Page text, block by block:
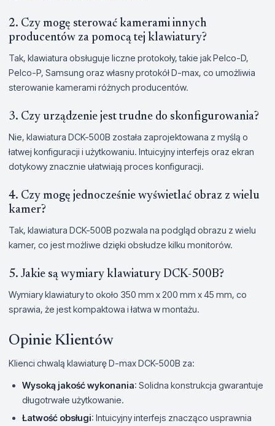
2. Czy mogę sterować kamerami innych
producentów za pomocą tej klawiatury?
Tak, klawiatura obsługuje liczne protokoły, takie jak Pelco-D,
Pelco-P, Samsung oraz własny protokół D-max, co umożliwia
sterowanie kamerami różnych producentów.
3. Czy urządzenie jest trudne do skonfigurowania?
Nie, klawiatura DCK-500B została zaprojektowana z myślą o
łatwej konfiguracji i użytkowaniu. Intuicyjny interfejs oraz ekran
dotykowy znacznie ułatwiają proces konfiguracji.
4. Czy mogę jednocześnie wyświetlać obraz z wielu
kamer?
Tak, klawiatura DCK-500B pozwala na podgląd obrazu z wielu
kamer, co jest możliwe dzięki obsłudze kilku monitorów.
5. Jakie są wymiary klawiatury DCK-500B?
Wymiary klawiatury to około 350 mm x 200 mm x 45 mm, co
sprawia, że jest kompaktowa i łatwa w montażu.
Opinie Klientów
Klienci chwalą klawiaturę D-max DCK-500B za:
Wysoką jakość wykonania: Solidna konstrukcja gwarantuje
długotrwałe użytkowanie.
Łatwość obsługi: Intuicyjny interfejs znacząco usprawnia